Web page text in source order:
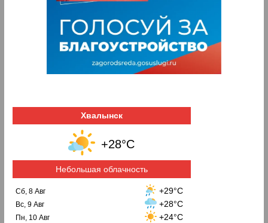
Хвалынск
+28°C
Небольшая облачность
Сб, 8 Авг +29°C
Вс, 9 Авг +28°C
Пн, 10 Авг +24°C